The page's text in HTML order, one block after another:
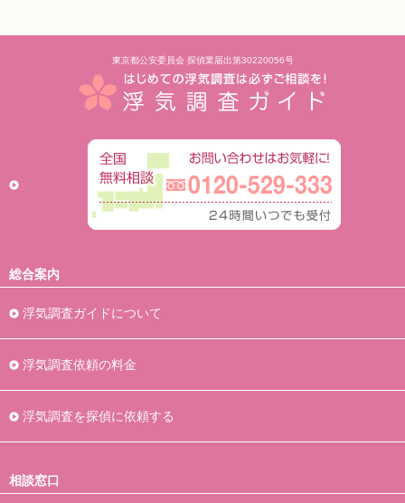
東京都公安委員会 探偵業届出第30220056号
総合案内
浮気調査ガイドについて
浮気調査依頼の料金
浮気調査を探偵に依頼する
相談窓口